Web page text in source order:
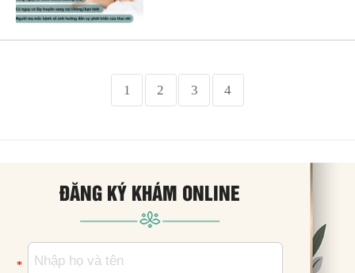
1 2 3 4
ĐĂNG KÝ KHÁM ONLINE
*